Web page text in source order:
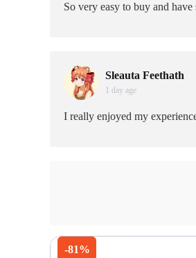
So very easy to buy and have
Sleauta Feethath
1 day age
I really enjoyed my
-81%